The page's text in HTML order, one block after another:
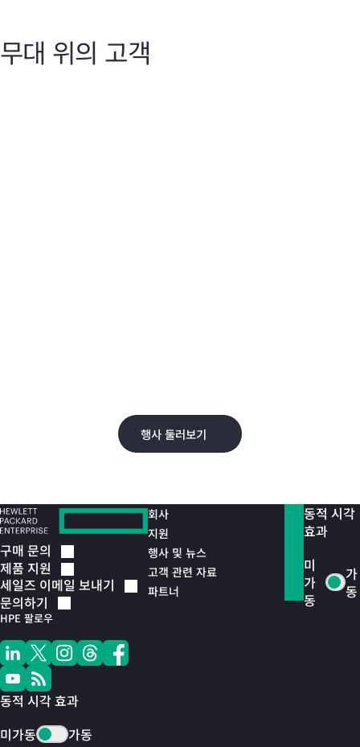
무대 위의 고객
행사 둘러보기
구매 문의
제품 지원
세일즈 이메일 보내기
문의하기
HPE 팔로우
동적 시각 효과
미가동
가동
회사
지원
행사 및 뉴스
고객 관련 자료
파트너
동적 시각
효과
미
가
동
가
동